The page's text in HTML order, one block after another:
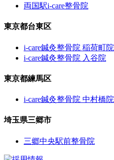
両国駅i-care整骨院
東京都台東区
i-care鍼灸整骨院 稲荷町院
i-care鍼灸整骨院 入谷院
東京都練馬区
i-care鍼灸整骨院 中村橋院
埼玉県三郷市
三郷中央駅前整骨院